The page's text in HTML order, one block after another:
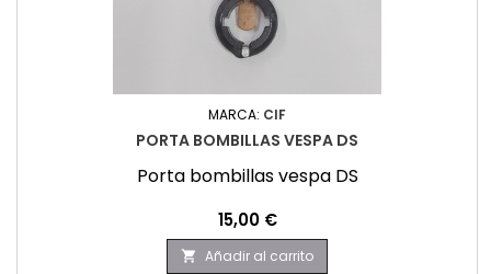
MARCA: CIF
PORTA BOMBILLAS VESPA DS
Porta bombillas vespa DS
Precio
15,00 €
 Añadir al carrito